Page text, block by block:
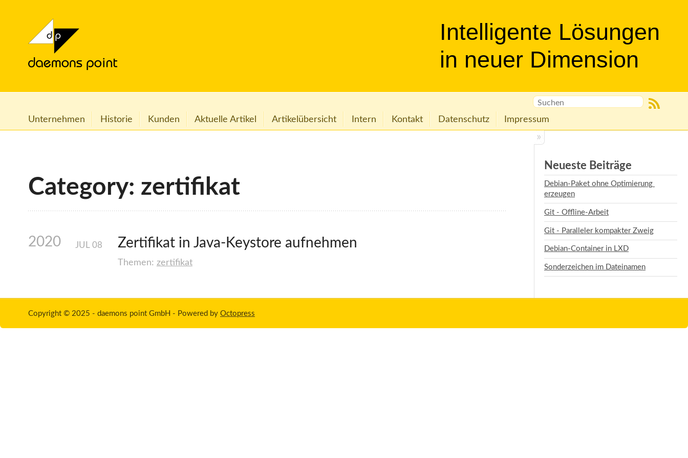
Intelligente Lösungen
in neuer Dimension
Unternehmen Historie Kunden Aktuelle Artikel Artikelübersicht Intern Kontakt Datenschutz Impressum
Category: zertifikat
2020 Zertifikat in Java-Keystore aufnehmen
JUL 08
Themen: zertifikat
Neueste Beiträge
Debian-Paket ohne Optimierung
erzeugen
Git - Offline-Arbeit
Git - Paralleler kompakter Zweig
Debian-Container in LXD
Sonderzeichen im Dateinamen
Copyright © 2025 - daemons point GmbH - Powered by Octopress